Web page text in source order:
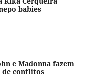
babies
e Madonna fazem
de conflitos